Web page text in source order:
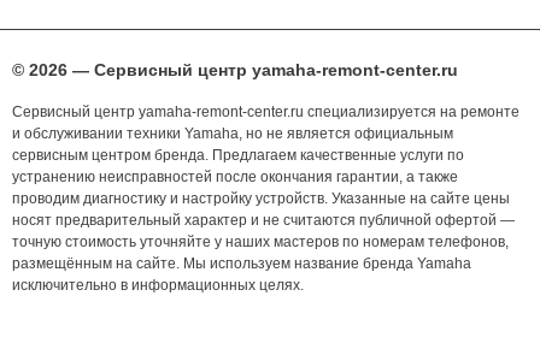
© 2026 — Сервисный центр yamaha-remont-center.ru
Сервисный центр yamaha-remont-center.ru специализируется на ремонте
и обслуживании техники Yamaha, но не является официальным
сервисным центром бренда. Предлагаем качественные услуги по
устранению неисправностей после окончания гарантии, а также
проводим диагностику и настройку устройств. Указанные на сайте цены
носят предварительный характер и не считаются публичной офертой —
точную стоимость уточняйте у наших мастеров по номерам телефонов,
размещённым на сайте. Мы используем название бренда Yamaha
исключительно в информационных целях.